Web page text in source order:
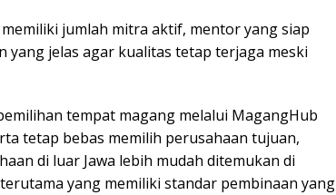
jumlah mitra aktif, mentor yang siap
yang jelas agar kualitas tetap terjaga meski
tempat magang melalui MagangHub
tetap bebas memilih perusahaan tujuan,
di luar Jawa lebih mudah ditemukan di
yang memiliki standar pembinaan yang